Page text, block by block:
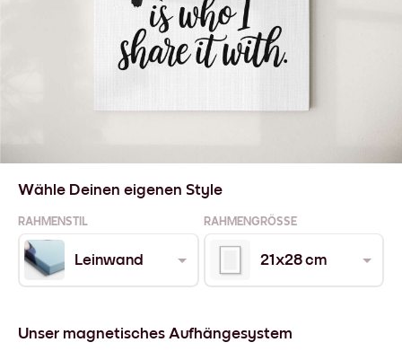
Wähle Deinen eigenen Style
RAHMENSTIL RAHMENGRÖSSE
Leinwand 21x28 cm
Unser magnetisches Aufhängesystem